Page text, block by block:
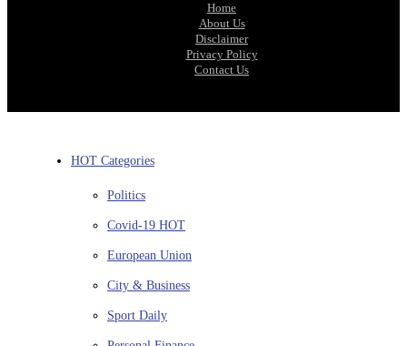
Home
About Us
Disclaimer
Privacy Policy
Contact Us
HOT Categories
Politics
Covid-19 HOT
European Union
City & Business
Sport Daily